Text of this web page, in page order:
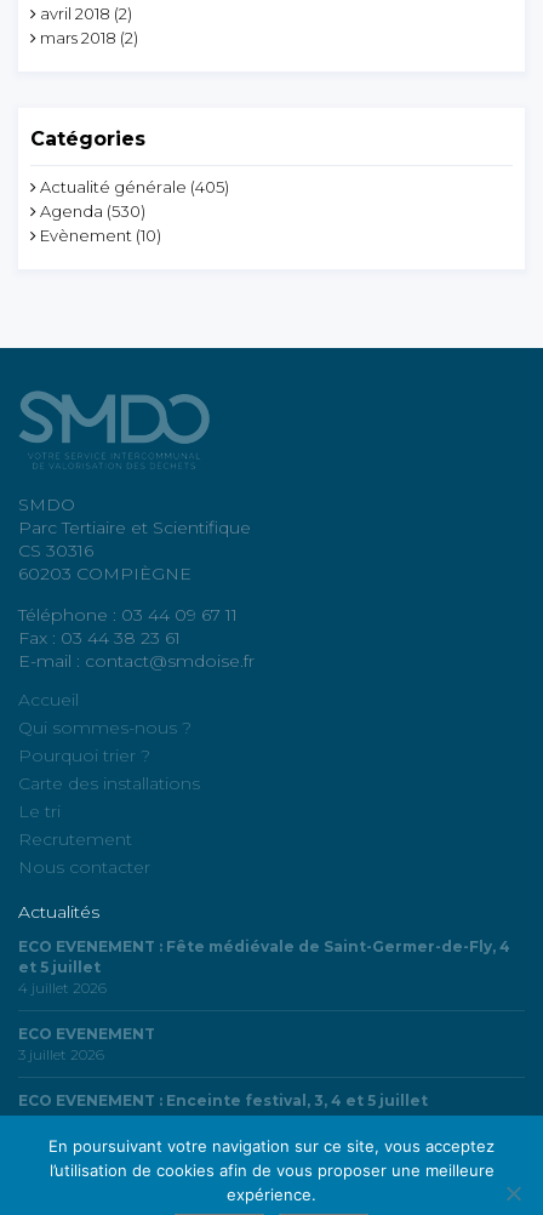
avril 2018 (2)
mars 2018 (2)
Catégories
Actualité générale (405)
Agenda (530)
Evènement (10)
SMDO
Parc Tertiaire et Scientifique
CS 30316
60203 COMPIÈGNE
Téléphone : 03 44 09 67 11
Fax : 03 44 38 23 61
E-mail : contact@smdoise.fr
Accueil
Qui sommes-nous ?
Pourquoi trier ?
Carte des installations
Le tri
Recrutement
Nous contacter
Actualités
ECO EVENEMENT : Fête médiévale de Saint-Germer-de-Fly, 4
et 5 juillet
4 juillet 2026
ECO EVENEMENT
3 juillet 2026
ECO EVENEMENT : Enceinte festival, 3, 4 et 5 juillet
3 juillet 2026
© SMDO | Syndicat Mixte du Département de l’Oise - Tous droits réservés |
En poursuivant votre navigation sur ce site, vous acceptez
l’utilisation de cookies afin de vous proposer une meilleure
expérience.